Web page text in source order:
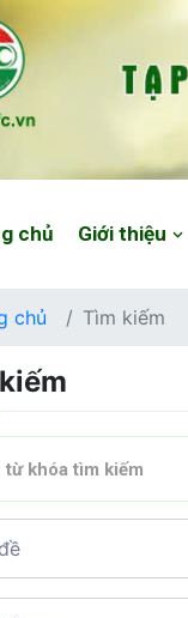
chủ Giới thiệu
chủ Tìm kiếm